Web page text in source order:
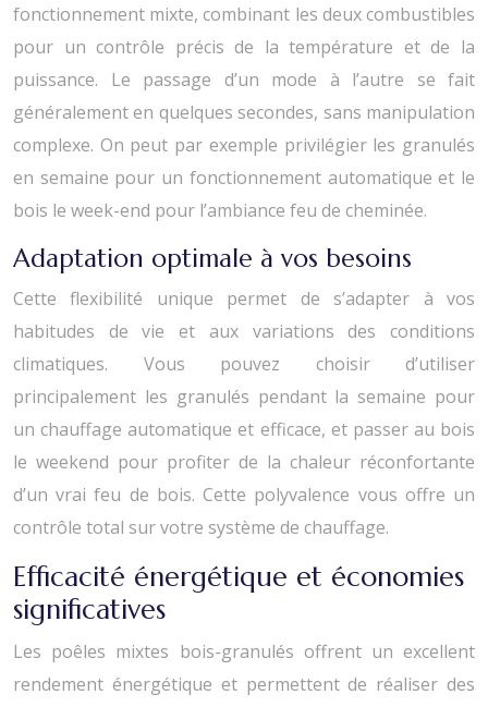
fonctionnement mixte, combinant les deux combustibles
pour un contrôle précis de la température et de la
puissance. Le passage d’un mode à l’autre se fait
généralement en quelques secondes, sans manipulation
complexe. On peut par exemple privilégier les granulés
en semaine pour un fonctionnement automatique et le
bois le week-end pour l’ambiance feu de cheminée.
Adaptation optimale à vos besoins
Cette flexibilité unique permet de s’adapter à vos
habitudes de vie et aux variations des conditions
climatiques. Vous pouvez choisir d’utiliser
principalement les granulés pendant la semaine pour
un chauffage automatique et efficace, et passer au bois
le weekend pour profiter de la chaleur réconfortante
d’un vrai feu de bois. Cette polyvalence vous offre un
contrôle total sur votre système de chauffage.
Efficacité énergétique et économies
significatives
Les poêles mixtes bois-granulés offrent un excellent
rendement énergétique et permettent de réaliser des